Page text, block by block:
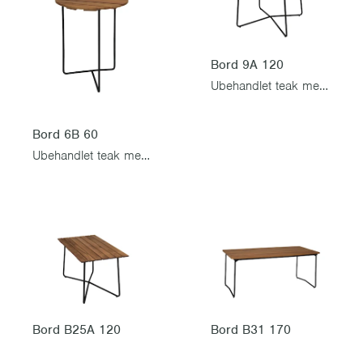
Bord 6B 60
Ubehandlet teak med svart stativ
Bord 9A 120
Ubehandlet teak med svart stativ
Bord B25A 120
Bord B31 170